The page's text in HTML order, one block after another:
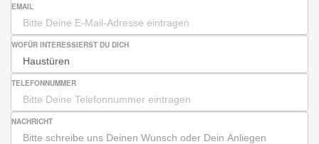
EMAIL
WOFÜR INTERESSIERST DU DICH
TELEFONNUMMER
NACHRICHT